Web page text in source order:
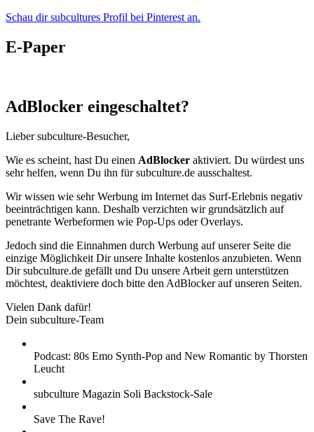
Schau dir subcultures Profil bei Pinterest an.
E-Paper
AdBlocker eingeschaltet?
Lieber subculture-Besucher,
Wie es scheint, hast Du einen AdBlocker aktiviert. Du würdest uns
sehr helfen, wenn Du ihn für subculture.de ausschaltest.
Wir wissen wie sehr Werbung im Internet das Surf-Erlebnis negativ
beeinträchtigen kann. Deshalb verzichten wir grundsätzlich auf
penetrante Werbeformen wie Pop-Ups oder Overlays.
Jedoch sind die Einnahmen durch Werbung auf unserer Seite die
einzige Möglichkeit Dir unsere Inhalte kostenlos anzubieten. Wenn
Dir subculture.de gefällt und Du unsere Arbeit gern unterstützen
möchtest, deaktiviere doch bitte den AdBlocker auf unseren Seiten.
Vielen Dank dafür!
Dein subculture-Team
Podcast: 80s Emo Synth-Pop and New Romantic by Thorsten
Leucht
subculture Magazin Soli Backstock-Sale
Save The Rave!